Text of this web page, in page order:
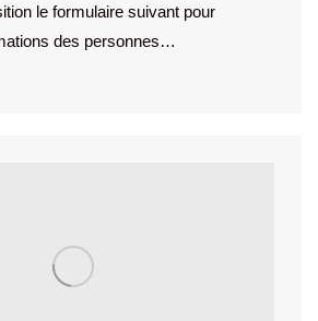
le formulaire suivant pour
des personnes…